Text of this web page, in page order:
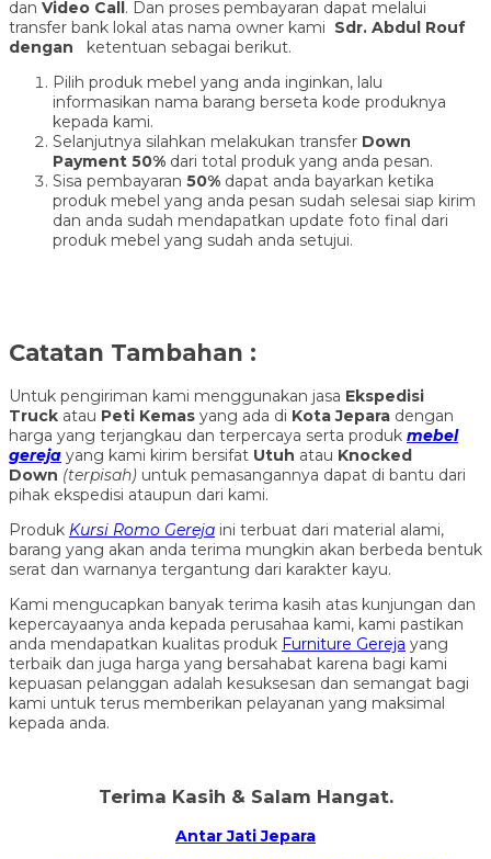
dan Video Call. Dan proses pembayaran dapat melalui
transfer bank lokal atas nama owner kami Sdr. Abdul Rouf
dengan ketentuan sebagai berikut.
Pilih produk mebel yang anda inginkan, lalu
informasikan nama barang berseta kode produknya
kepada kami.
Selanjutnya silahkan melakukan transfer Down
Payment 50% dari total produk yang anda pesan.
Sisa pembayaran 50% dapat anda bayarkan ketika
produk mebel yang anda pesan sudah selesai siap kirim
dan anda sudah mendapatkan update foto final dari
produk mebel yang sudah anda setujui.
Catatan Tambahan :
Untuk pengiriman kami menggunakan jasa Ekspedisi
Truck atau Peti Kemas yang ada di Kota Jepara dengan
harga yang terjangkau dan terpercaya serta produk mebel
gereja yang kami kirim bersifat Utuh atau Knocked
Down (terpisah) untuk pemasangannya dapat di bantu dari
pihak ekspedisi ataupun dari kami.
Produk Kursi Romo Gereja ini terbuat dari material alami,
barang yang akan anda terima mungkin akan berbeda bentuk
serat dan warnanya tergantung dari karakter kayu.
Kami mengucapkan banyak terima kasih atas kunjungan dan
kepercayaanya anda kepada perusahaa kami, kami pastikan
anda mendapatkan kualitas produk Furniture Gereja yang
terbaik dan juga harga yang bersahabat karena bagi kami
kepuasan pelanggan adalah kesuksesan dan semangat bagi
kami untuk terus memberikan pelayanan yang maksimal
kepada anda.
Terima Kasih & Salam Hangat.
Antar Jati Jepara